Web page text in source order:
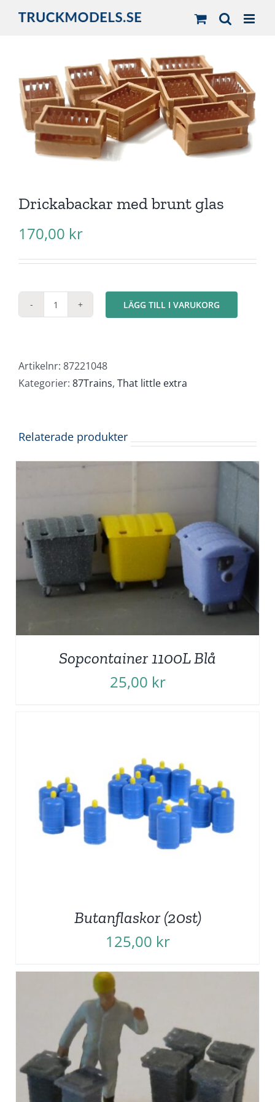
Drickabackar med brunt glas
170,00 kr
Drickabackar
glas
mängd
LÄGG TILL I VARUKORG
Artikelnr: 87221048
Kategorier: 87Trains, That little extra
Relaterade produkter
Sopcontainer 1100L Blå
25,00 kr
Butanflaskor (20st)
125,00 kr